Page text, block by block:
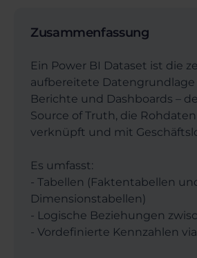
Zusammenfassung
Ein Power BI Dataset ist die
aufbereitete Datengrundlage
Berichte und Dashboards –
Source of Truth, die
verknüpft und mit
Es umfasst:
- Tabellen (Faktentabellen
Dimensionstabellen)
- Logische Beziehungen
- Vordefinierte Kennzahlen via